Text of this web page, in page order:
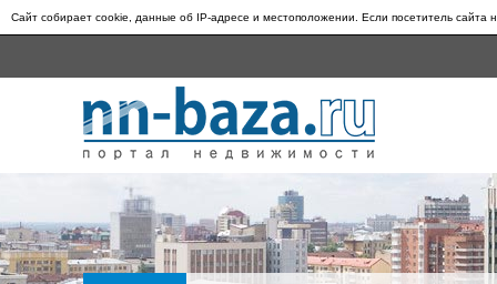
Сайт собирает cookie, данные об IP-адресе и местоположении. Если посетитель сайта